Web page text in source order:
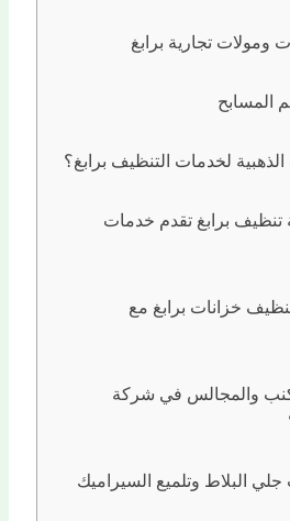
تجارية برابغ
المسابح
الذهبية لخدمات التنظيف برابغ؟
برابغ تقدم خدمات
خزانات برابغ مع
والمجالس في شركة
البلاط وتلميع السيراميك